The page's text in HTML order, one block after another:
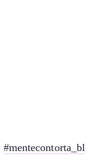
#mentecontorta_bl